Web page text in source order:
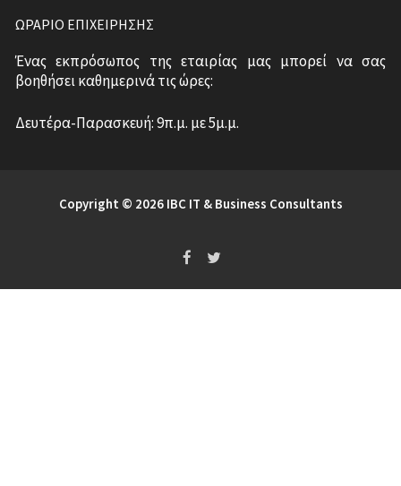
ΩΡΆΡΙΟ ΕΠΙΧΕΊΡΗΣΗΣ
Ένας εκπρόσωπος της εταιρίας μας μπορεί να σας
βοηθήσει καθημερινά τις ώρες:
Δευτέρα-Παρασκευή: 9π.μ. με 5μ.μ.
Copyright © 2026 IBC IT & Business Consultants